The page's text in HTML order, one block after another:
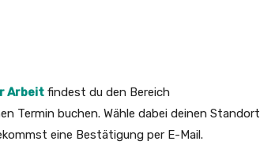
Arbeit findest du den Bereich
Termin buchen. Wähle dabei deinen Standort
eine Bestätigung per E-Mail.